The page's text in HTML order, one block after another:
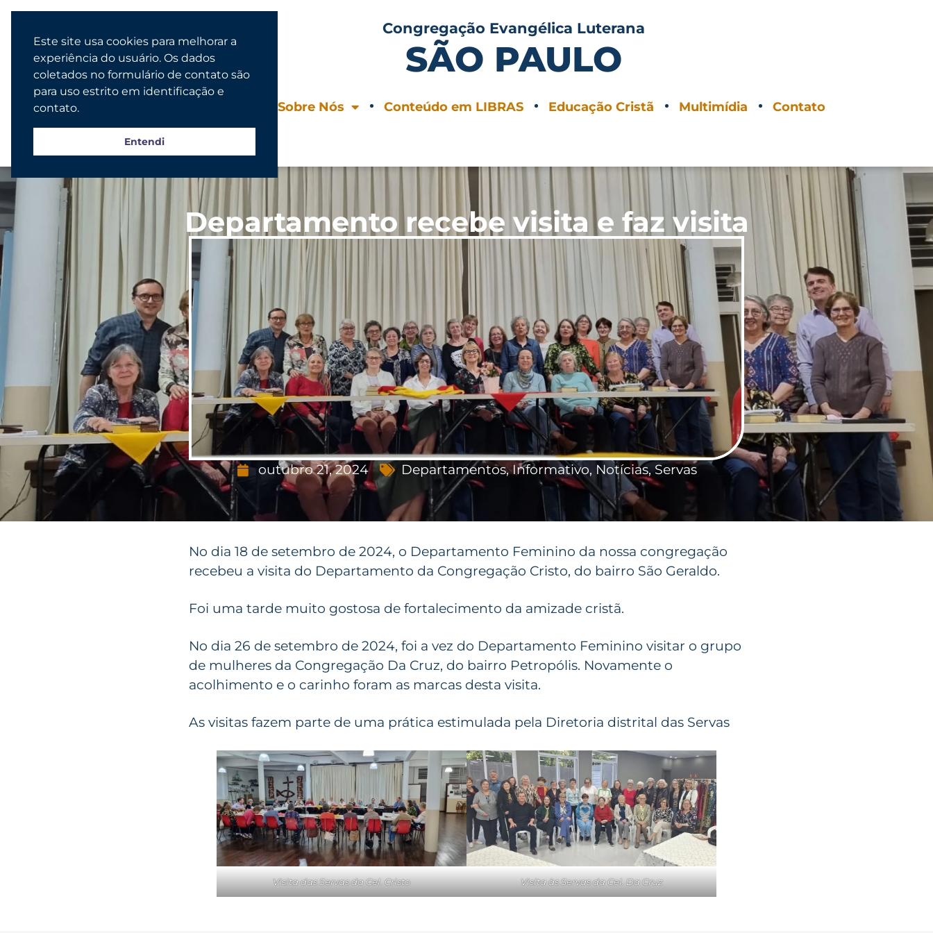
Congregação Evangélica Luterana
SÃO PAULO
Sobre Nós Conteúdo em LIBRAS Educação Cristã Multimídia Contato
Departamento recebe visita e faz visita
outubro 21, 2024 Departamentos,Informativo, Notícias,Servas
No dia 18 de setembro de 2024, o Departamento Feminino da nossa congregação
recebeu a visita do Departamento da Congregação Cristo, do bairro São Geraldo.
Foi uma tarde muito gostosa de fortalecimento da amizade cristã.
No dia 26 de setembro de 2024, foi a vez do Departamento Feminino visitar o grupo
de mulheres da Congregação Da Cruz, do bairro Petropólis. Novamente o
acolhimento e o carinho foram as marcas desta visita.
As visitas fazem parte de uma prática estimulada pela Diretoria distrital das Servas
Visita das Servas da Cel. Cristo Visita às Servas da Cel. Da Cruz
Este site usa cookies para melhorar a
experiência do usuário. Os dados
coletados no formulário de contato são
para uso estrito em identificação e
contato.
Entendi